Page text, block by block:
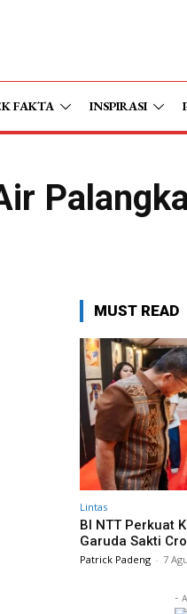
FAKTA INSPIRASI
MUST READ
Lintas
BI NTT Perkuat
Garuda Sakti
Patrick Padeng - 7
-